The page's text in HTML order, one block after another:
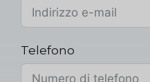
Telefono